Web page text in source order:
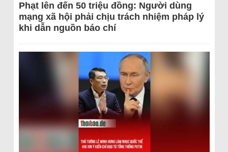
Phạt lên đến 50 triệu đồng: Người dùng
mạng xã hội phải chịu trách nhiệm pháp lý
khi dẫn nguồn báo chí